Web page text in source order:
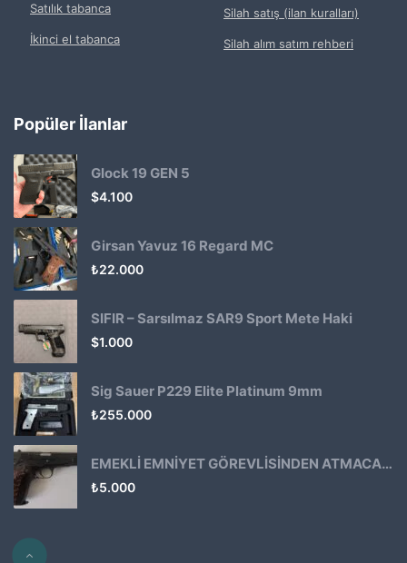
Satılık tabanca
İkinci el tabanca
Silah satış (ilan kuralları)
Silah alım satım rehberi
Popüler İlanlar
Glock 19 GEN 5
$4.100
Girsan Yavuz 16 Regard MC
₺22.000
SIFIR – Sarsılmaz SAR9 Sport Mete Haki
$1.000
Sig Sauer P229 Elite Platinum 9mm
₺255.000
EMEKLİ EMNİYET GÖREVLİSİNDEN ATMACA 53 KLASİK14
₺5.000